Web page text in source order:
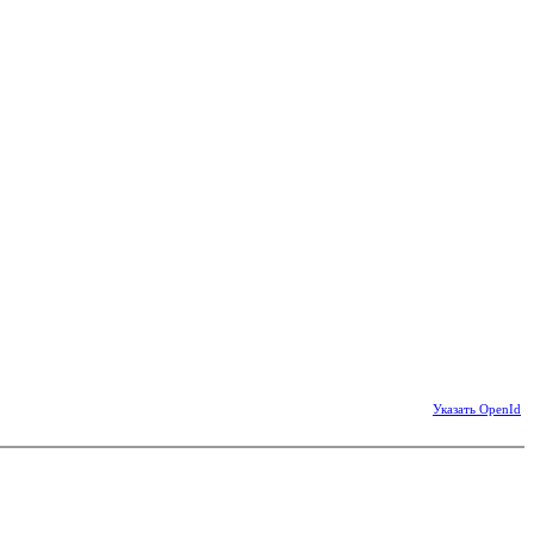
Указать OpenId